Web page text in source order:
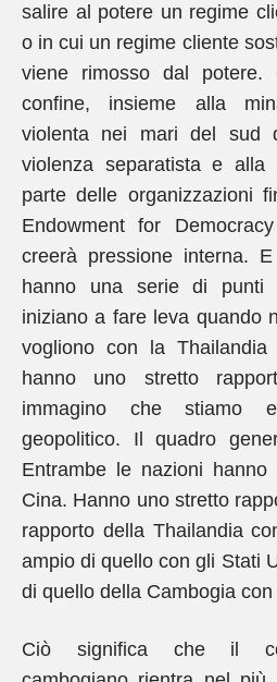
salire al potere un regime
o in cui un regime cliente
viene rimosso dal potere.
confine, insieme alla
violenta nei mari del sud
violenza separatista e alla
parte delle organizzazioni
Endowment for
creerà pressione interna.
hanno una serie di punti
iniziano a fare leva quando
vogliono con la
hanno uno stretto
immagino che stiamo
geopolitico. Il quadro
Entrambe le nazioni
Cina. Hanno uno stretto
rapporto della Thailandia
ampio di quello con gli Stati
di quello della Cambogia con
Ciò significa che il